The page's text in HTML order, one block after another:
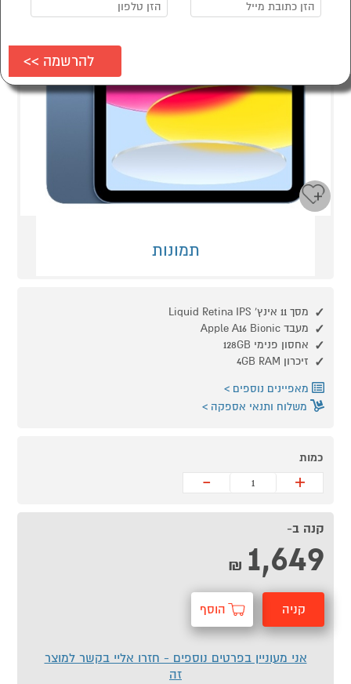
תמונות
מסך 11 אינץ' Liquid Retina IPS
מעבד Apple A16 Bionic
אחסון פנימי 128GB
זיכרון 4GB RAM
מאפיינים נוספים
משלוח ותנאי אספקה
כמות
+
-
קנה ב-
1,649
₪
קניה הוסף
אני מעוניין בפרטים נוספים - חזרו אליי בקשר למוצר
זה